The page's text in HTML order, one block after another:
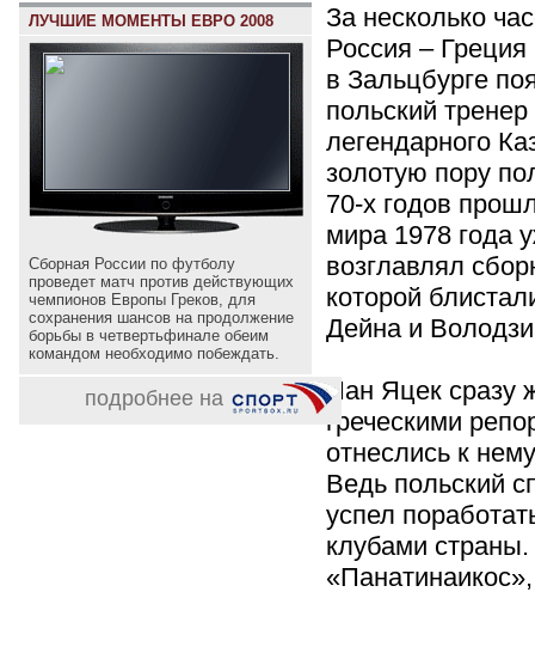
ЛУЧШИЕ МОМЕНТЫ ЕВРО 2008
Сборная России по футболу
проведет матч против действующих
чемпионов Европы Греков, для
сохранения шансов на продолжение
борьбы в четвертьфинале обеим
командом необходимо побеждать.
подробнее на
За несколько
Россия – Греция
в Зальцбурге
польский
легендарного
золотую пору
70-х годов
мира 1978 года
возглавлял
которой
Дейна и
Пан Яцек сразу
греческими
отнеслись к
Ведь польский
успел
клубами